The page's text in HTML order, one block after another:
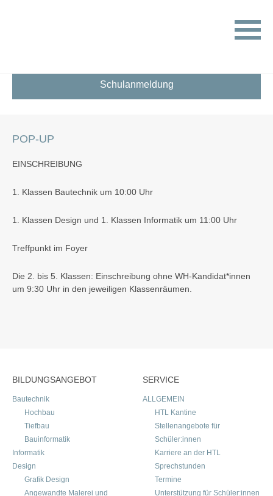
Schulanmeldung
POP-UP
EINSCHREIBUNG
1. Klassen Bautechnik um 10:00 Uhr
1. Klassen Design und 1. Klassen Informatik um 11:00 Uhr
Treffpunkt im Foyer
Die 2. bis 5. Klassen: Einschreibung ohne WH-Kandidat*innen
um 9:30 Uhr in den jeweiligen Klassenräumen.
BILDUNGSANGEBOT
Bautechnik
Hochbau
Tiefbau
Bauinformatik
Informatik
Design
Grafik Design
Angewandte Malerei und
SERVICE
ALLGEMEIN
HTL Kantine
Stellenangebote für
Schüler:innen
Karriere an der HTL
Sprechstunden
Termine
Unterstützung für Schüler:innen